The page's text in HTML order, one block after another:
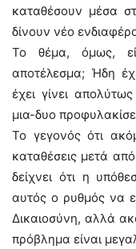
καταθέσουν μέσα
δίνουν νέο
Το θέμα, όμως,
αποτέλεσμα; Ήδη
έχει γίνει
μια-δυο
Το γεγονός ότι
καταθέσεις μετά
δείχνει ότι η
αυτός ο ρυθμός να
Δικαιοσύνη, αλλά
πρόβλημα είναι